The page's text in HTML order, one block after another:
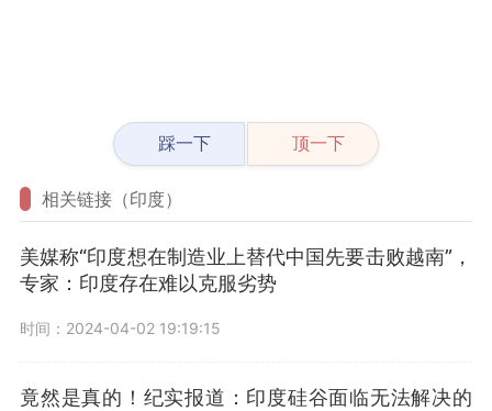
踩一下 顶一下
相关链接（印度）
美媒称“印度想在制造业上替代中国先要击败越南”，
专家：印度存在难以克服劣势
时间：2024-04-02 19:19:15
竟然是真的！纪实报道：印度硅谷面临无法解决的